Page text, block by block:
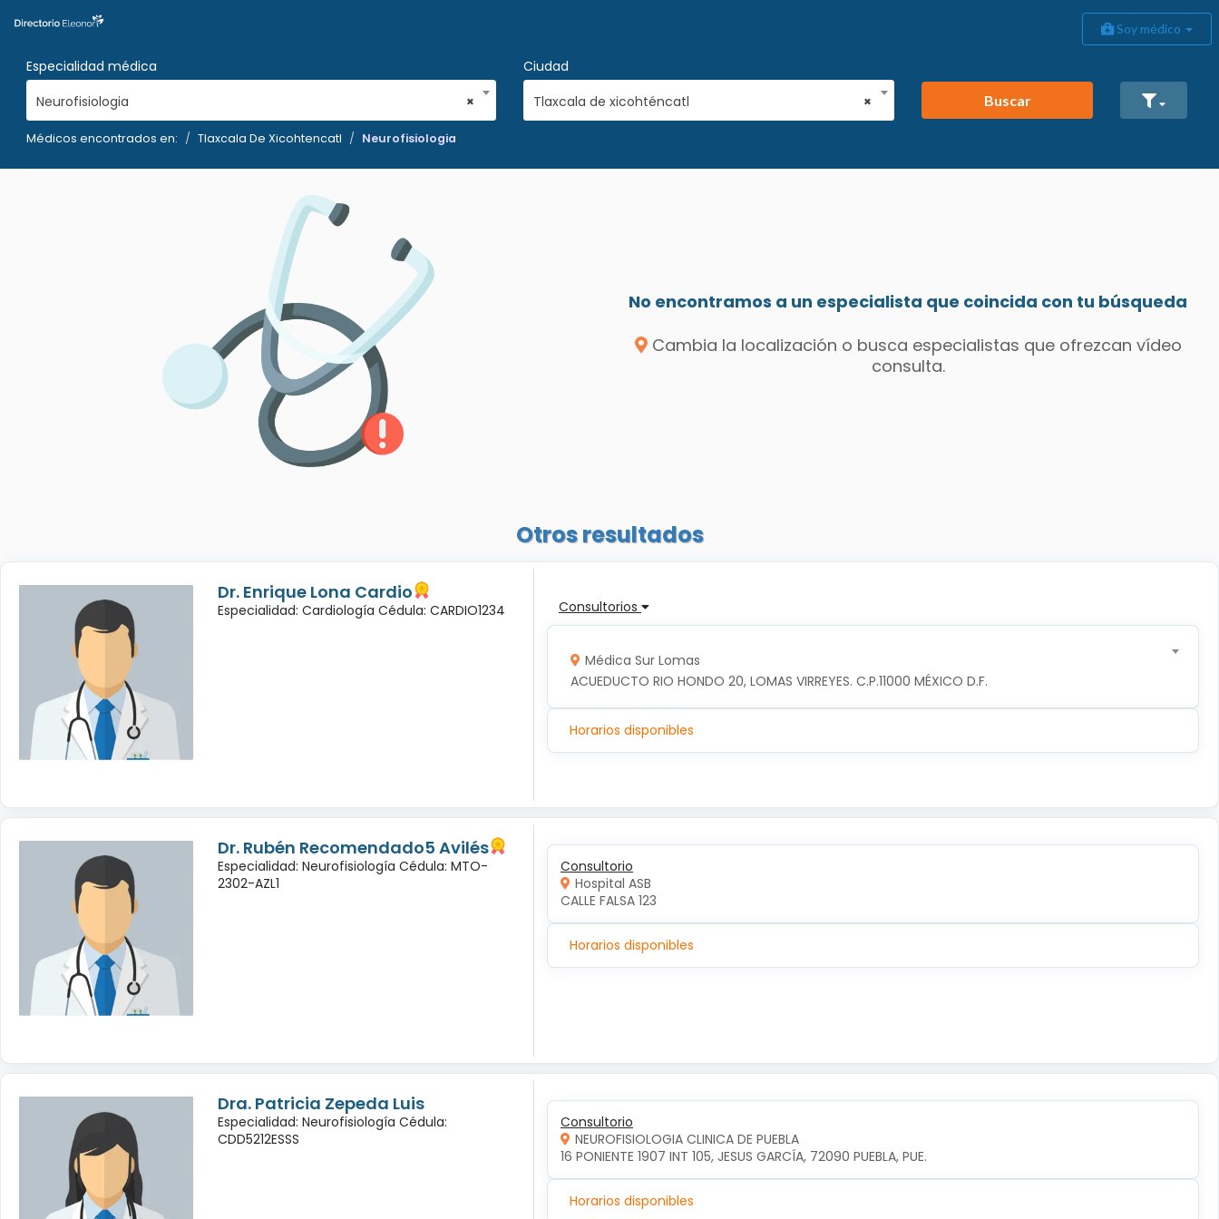
Soy médico
Especialidad médica
×
Neurofisiologia
Ciudad
×
Tlaxcala de xicohténcatl Buscar
Médicos encontrados en: Tlaxcala De Xicohtencatl Neurofisiologia
No encontramos a un especialista que coincida con tu búsqueda
Cambia la localización o busca especialistas que ofrezcan vídeo
consulta.
Otros resultados
Dr. Enrique Lona Cardio
Especialidad: Cardiología Cédula: CARDIO1234 Consultorios
Médica Sur Lomas
ACUEDUCTO RIO HONDO 20, LOMAS VIRREYES. C.P.11000 MÉXICO D.F.
Horarios disponibles
Dr. Rubén Recomendado5 Avilés
Especialidad: Neurofisiología Cédula: MTO-
2302-AZL1
Consultorio
Hospital ASB
CALLE FALSA 123
Horarios disponibles
Dra. Patricia Zepeda Luis
Especialidad: Neurofisiología Cédula:
CDD5212ESSS
Consultorio
NEUROFISIOLOGIA CLINICA DE PUEBLA
16 PONIENTE 1907 INT 105, JESUS GARCÍA, 72090 PUEBLA, PUE.
Horarios disponibles